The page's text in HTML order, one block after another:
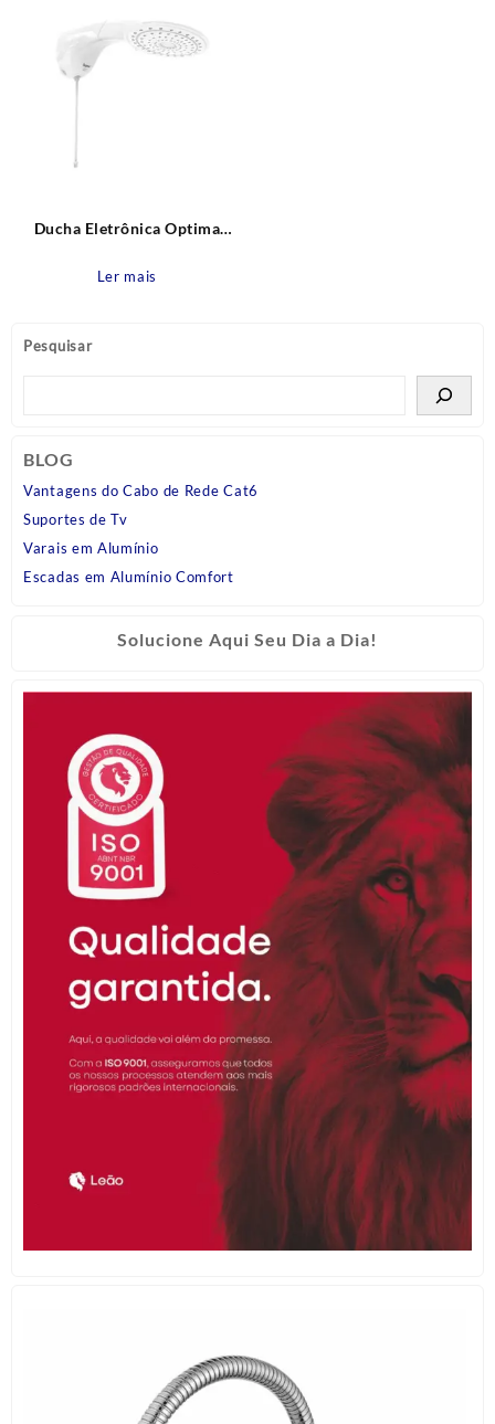
Pesquisar
BLOG
Vantagens do Cabo de Rede Cat6
Suportes de Tv
Varais em Alumínio
Escadas em Alumínio Comfort
Solucione Aqui Seu Dia a Dia!
Ducha Eletrônica Optima
Ler mais